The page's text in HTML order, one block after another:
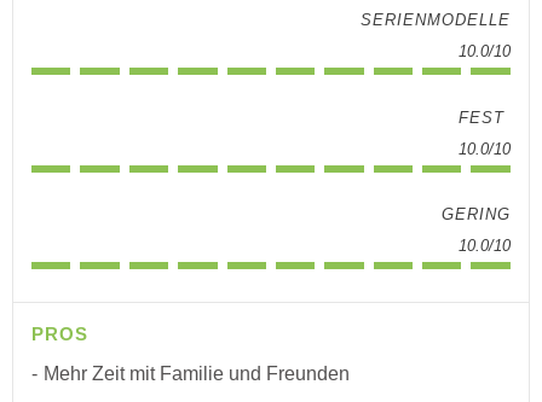
SERIENMODELLE
10.0/10
FEST
10.0/10
GERING
10.0/10
PROS
Mehr Zeit mit Familie und Freunden